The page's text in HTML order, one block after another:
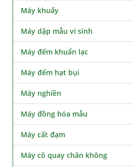
Máy khuấy
Máy dập mẫu vi sinh
Máy đếm khuẩn lạc
Máy đếm hạt bụi
Máy nghiền
Máy đồng hóa mẫu
Máy cất đạm
Máy cô quay chân không